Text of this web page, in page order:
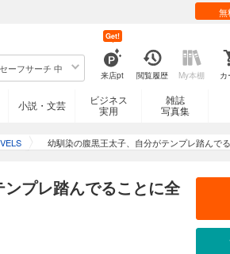
無
セーフサーチ 中
来店pt
Get!
閲覧履歴 My本棚 カ
小説・文芸
ビジネス
実用
雑誌
写真集
幼馴染の腹黒王太子、自分がテンプレ踏んで
プレ踏んでることに全